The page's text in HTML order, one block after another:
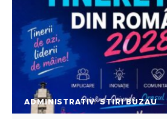
ADMINISTRATIV STIRI BUZAU